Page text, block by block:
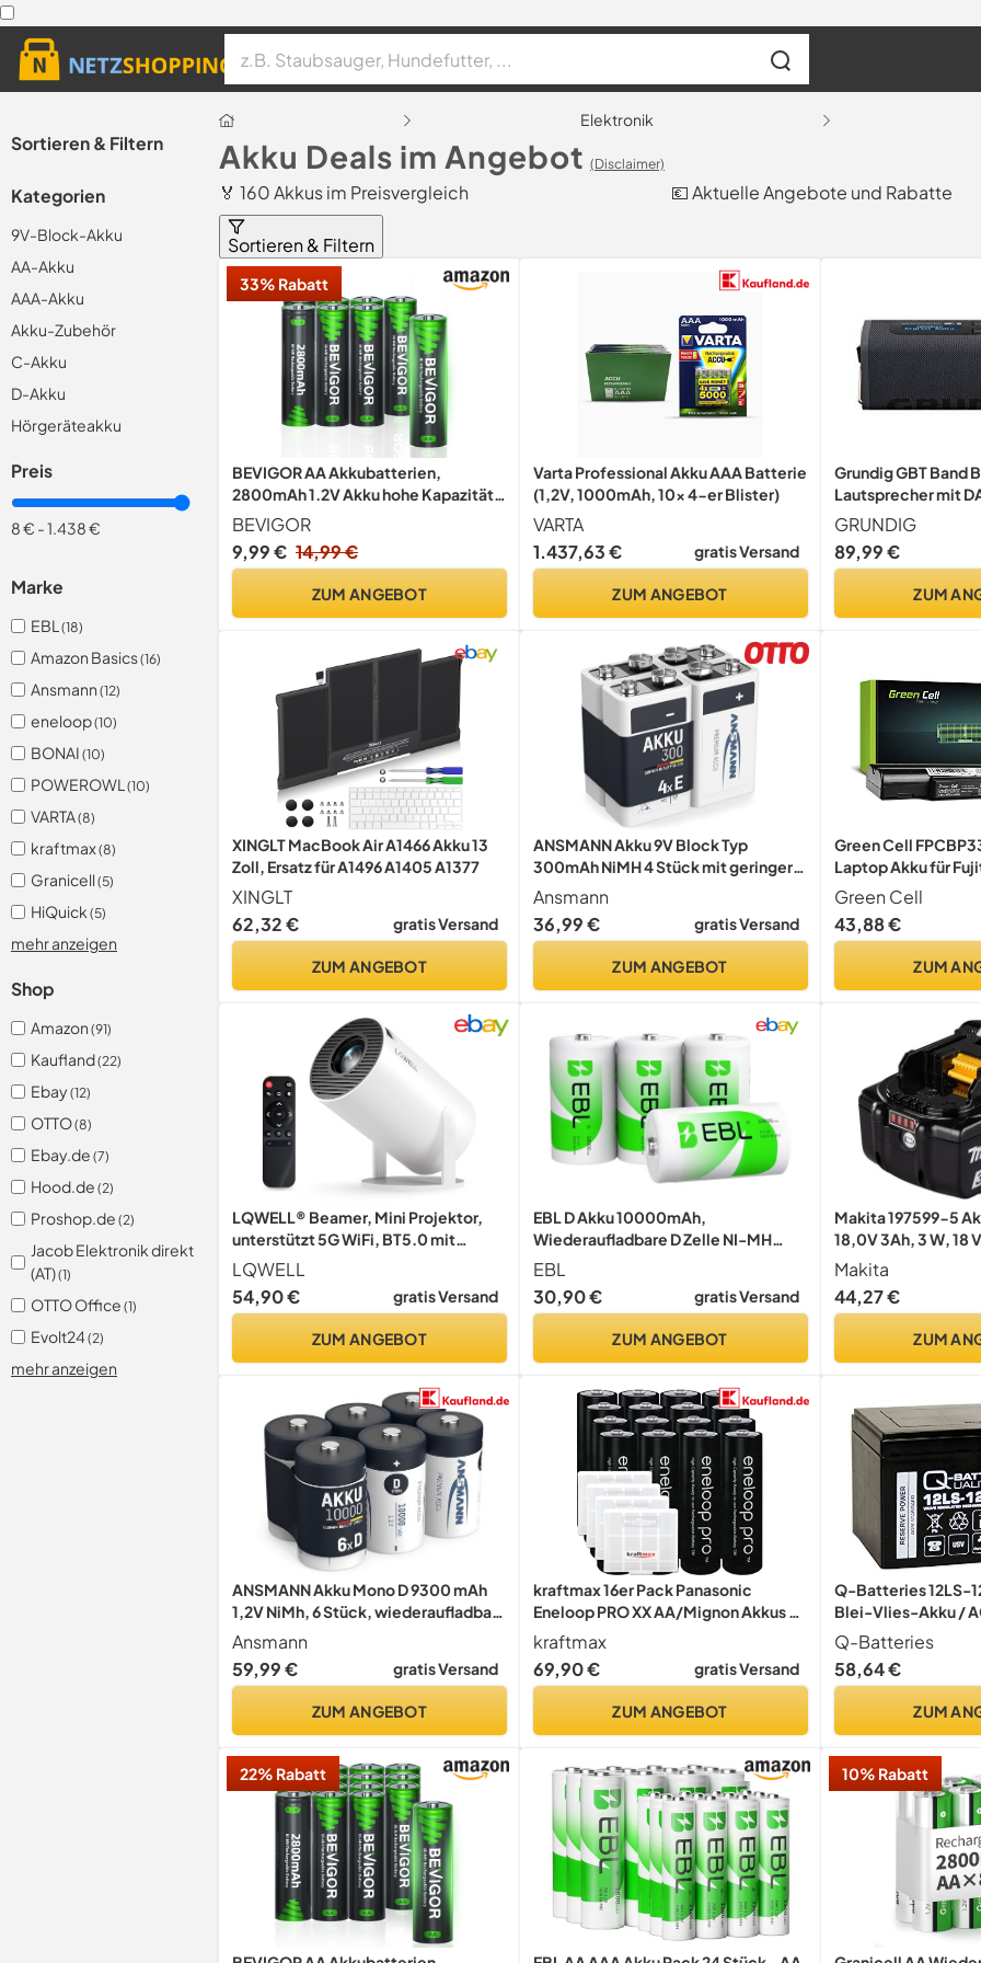
Sortieren & Filtern
Kategorien
9V-Block-Akku
AA-Akku
AAA-Akku
Akku-Zubehör
C-Akku
D-Akku
Hörgeräteakku
Preis
8 € -1.438 €
Marke
EBL (18)
Amazon Basics(16)
Ansmann (12)
eneloop(10)
BONAI (10)
POWEROWL (10)
VARTA(8)
kraftmax(8)
Granicell(5)
HiQuick (5)
mehr anzeigen
Shop
Amazon (91)
Kaufland(22)
Ebay(12)
OTTO(8)
Ebay.de (7)
Hood.de (2)
Proshop.de (2)
Jacob Elektronik direkt
(AT)(1)
OTTO Office (1)
Evolt24 (2)
mehr anzeigen
Elektronik
Akku Deals im Angebot (Disclaimer)
🏅 160 Akkus im Preisvergleich 💶 Aktuelle Angebote und Rabatte
Sortieren & Filtern
33% Rabatt
BEVIGOR AA Akkubatterien,
2800mAh 1.2V Akku hohe Kapazität
AA NiMH wiederaufladbare
Batterien, 8 Stück, vorgeladen
BEVIGOR
9,99 € 14,99 €
ZUM ANGEBOT
Varta Professional Akku AAA Batterie
(1,2V, 1000mAh, 10x 4-er Blister)
VARTA
1.437,63 €
gratis Versand
ZUM ANGEBOT
Grundig GBT Band
Lautsprecher mit
Radio, 30 Meter
als 8 Std. Spielzeit,
2000 mAh,
GRUNDIG
89,99 €
ZUM
XINGLT MacBook Air A1466 Akku 13
Zoll, Ersatz für A1496 A1405 A1377
XINGLT
62,32 €
gratis Versand
ZUM ANGEBOT
ANSMANN Akku 9V Block Typ
300mAh NiMH 4 Stück mit geringer
Selbstentladung - Wiederaufladbare
Batterien maxE mit hoher Kapazität -
9 Volt Batterie für Messgerät
Fernbedienung
Ansmann
36,99 €
gratis Versand
ZUM ANGEBOT
Green Cell
Laptop Akku für
A532 AH532 A512
Green Cell
43,88 €
ZUM
LQWELL® Beamer, Mini Projektor,
unterstützt 5G WiFi, BT5.0 mit
Android OS, Auto Trapezkorrektur,
220-Grad-Winkel, 130-Zoll-Display
für Phone/PC/Xbox, 4K Heimkino,
LQWELL
54,90 €
gratis Versand
ZUM ANGEBOT
EBL D Akku 10000mAh,
Wiederaufladbare D Zelle NI-MH
Batterie 4 Stück mit
Aufbewahrungsbox, Mono D Akku
EBL
30,90 €
gratis Versand
ZUM ANGEBOT
Makita 197599-5
18,0V 3Ah, 3 W, 18
Makita
44,27 €
ZUM
ANSMANN Akku Mono D 9300 mAh
1,2V NiMh, 6 Stück, wiederaufladbar,
ideal für Spielzeug, Modellbau,
Taschenlampe, Radio
Ansmann
59,99 €
gratis Versand
ZUM ANGEBOT
kraftmax 16er Pack Panasonic
Eneloop PRO XX AA/Mignon Akkus -
Neueste Generation - 2550 mAh
Hochleistungs Akku Batterien
Akkubox V5
kraftmax
69,90 €
gratis Versand
ZUM ANGEBOT
Q-Batteries 12LS-
Blei-Vlies-Akku /
Q-Batteries
58,64 €
ZUM
22% Rabatt 10% Rabatt